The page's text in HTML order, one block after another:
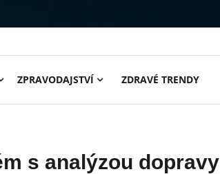
ZPRAVODAJSTVÍ ZDRAVÉ TRENDY
s analýzou dopravy